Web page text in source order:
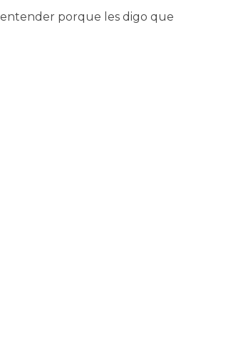
porque les digo que